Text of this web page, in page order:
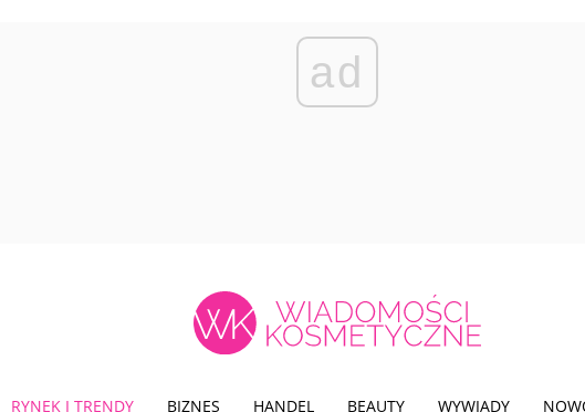
ad
RYNEK I TRENDY BIZNES HANDEL BEAUTY WYWIADY